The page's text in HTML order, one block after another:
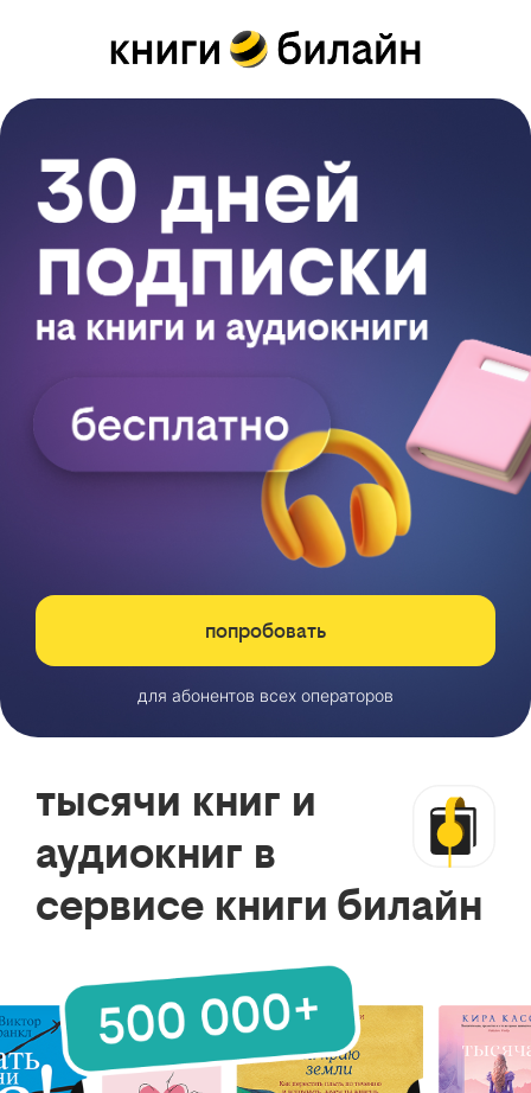
попробовать
для абонентов всех операторов
тысячи книг и
аудиокниг в
сервисе книги билайн